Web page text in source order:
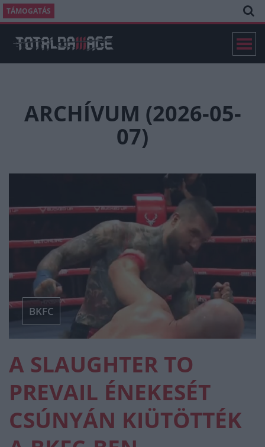
TÁMOGATÁS
ARCHÍVUM (2026-05-
07)
BKFC
A SLAUGHTER TO
PREVAIL ÉNEKESÉT
CSÚNYÁN KIÜTÖTTÉK